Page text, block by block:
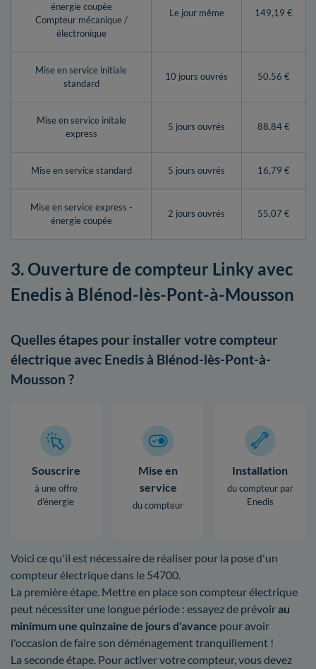
énergie coupée
Compteur mécanique /
électronique
Le jour même 149,19 €
Mise en service initiale
standard
10 jours ouvrés 50,56 €
Mise en service initale
express
5 jours ouvrés 88,84 €
Mise en service standard 5 jours ouvrés 16,79 €
Mise en service express -
énergie coupée
2 jours ouvrés 55,07 €
3. Ouverture de compteur Linky avec
Enedis à Blénod-lès-Pont-à-Mousson
Quelles étapes pour installer votre compteur
électrique avec Enedis à Blénod-lès-Pont-à-
Mousson ?
Souscrire
à une offre
d’énergie
Mise en
service
du compteur
Installation
du compteur par
Enedis
Voici ce qu'il est nécessaire de réaliser pour la pose d'un
compteur électrique dans le 54700.
La première étape. Mettre en place son compteur électrique
peut nécessiter une longue période : essayez de prévoirau
minimum une quinzaine de jours d'avance pour avoir
l'occasion de faire son déménagement tranquillement !
La seconde étape. Pour activer votre compteur, vous devez